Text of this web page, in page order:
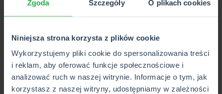
Zgoda Szczegóły O plikach cookies
Niniejsza strona korzysta z plików cookie
Wykorzystujemy pliki cookie do spersonalizowania treści
i reklam, aby oferować funkcje społecznościowe i
analizować ruch w naszej witrynie. Informacje o tym, jak
korzystasz z naszej witryny, udostępniamy w zależności
Durdle Door